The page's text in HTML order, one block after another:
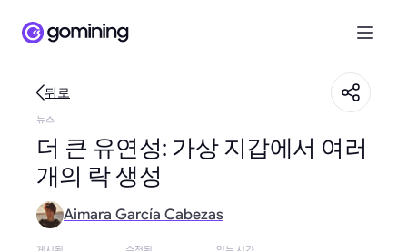
뒤로
뉴스
더 큰 유연성: 가상 지갑에서 여러
개의 락 생성
Aimara García Cabezas